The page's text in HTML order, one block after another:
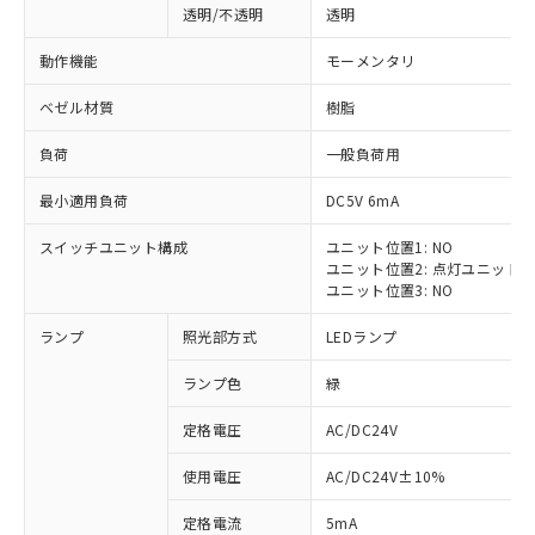
透明/不透明 透明
動作機能 モーメンタリ
ベゼル材質 樹脂
負荷 一般負荷用
最小適用負荷 DC5V 6mA
スイッチユニット構成
ユニット位置1: NO
ユニット位置2: 点灯ユニット
ユニット位置3: NO
ランプ 照光部方式 LEDランプ
ランプ色 緑
定格電圧 AC/DC24V
使用電圧 AC/DC24V±10%
定格電流 5mA
※1 対応状況
対応済み：EU RoHS指令（10物質）の